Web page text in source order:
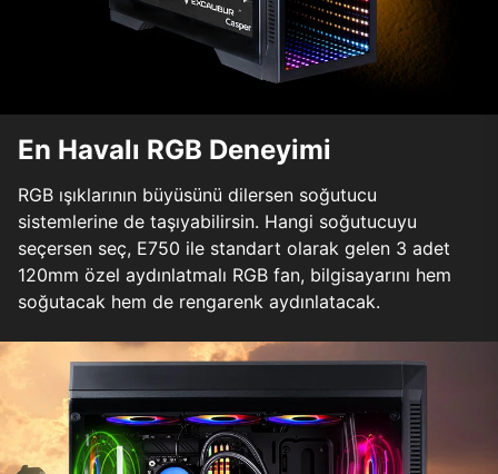
En Havalı RGB Deneyimi
RGB ışıklarının büyüsünü dilersen soğutucu
sistemlerine de taşıyabilirsin. Hangi soğutucuyu
seçersen seç, E750 ile standart olarak gelen 3 adet
120mm özel aydınlatmalı RGB fan, bilgisayarını hem
soğutacak hem de rengarenk aydınlatacak.